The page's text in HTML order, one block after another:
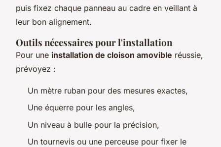
puis fixez chaque panneau au cadre en veillant à
leur bon alignement.
Outils nécessaires pour l'installation
Pour une installation de cloison amovible réussie,
prévoyez :
Un mètre ruban pour des mesures exactes,
Une équerre pour les angles,
Un niveau à bulle pour la précision,
Un tournevis ou une perceuse pour fixer le